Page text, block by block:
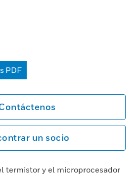
PDF
un socio
termistor y el microprocesador